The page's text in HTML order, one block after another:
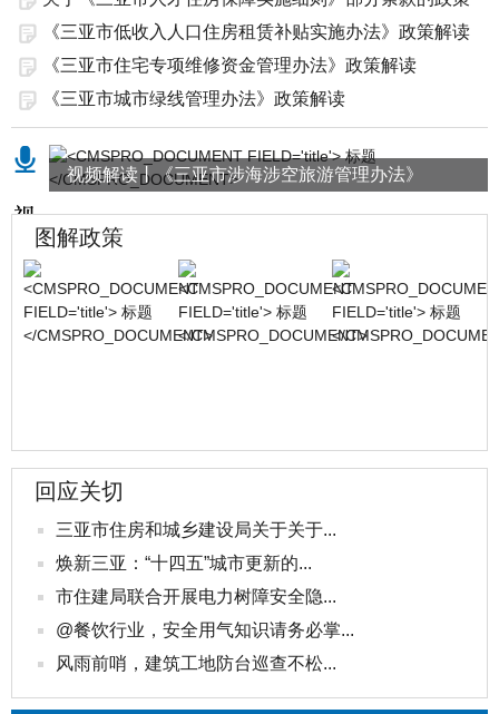
解...
《三亚市低收入人口住房租赁补贴实施办法》政策解读
《三亚市住宅专项维修资金管理办法》政策解读
《三亚市城市绿线管理办法》政策解读
视频解读丨《三亚市涉海涉空旅游管理办法》
图解政策
回应关切
三亚市住房和城乡建设局关于关于...
焕新三亚：“十四五”城市更新的...
市住建局联合开展电力树障安全隐...
@餐饮行业，安全用气知识请务必掌...
风雨前哨，建筑工地防台巡查不松...